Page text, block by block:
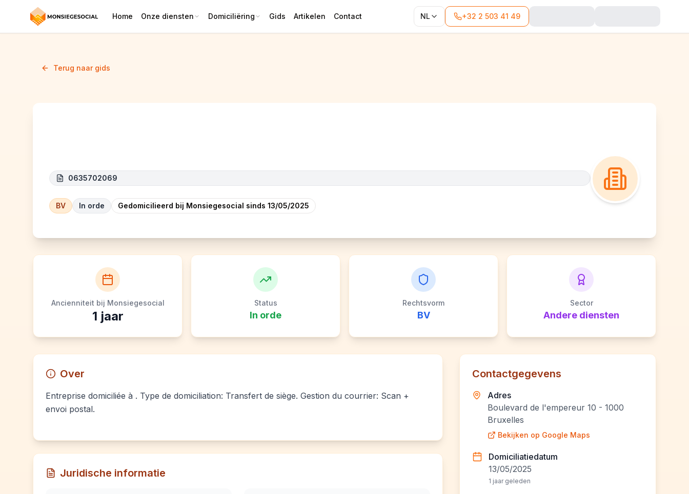
Home Onze diensten Domiciliëring Gids Artikelen Contact NL +32 2 503 41 49
Terug naar gids
0635702069
BV In orde Gedomicilieerd bij Monsiegesocial sinds 13/05/2025
Ancienniteit bij Monsiegesocial
1 jaar
Status
In orde
Rechtsvorm
BV
Sector
Andere diensten
Over
Entreprise domiciliée à . Type de domiciliation: Transfert de siège. Gestion du courrier: Scan +
envoi postal.
Juridische informatie
Contactgegevens
Adres
Boulevard de l'empereur 10 - 1000
Bruxelles
Bekijken op Google Maps
Domiciliatiedatum
13/05/2025
1 jaar geleden